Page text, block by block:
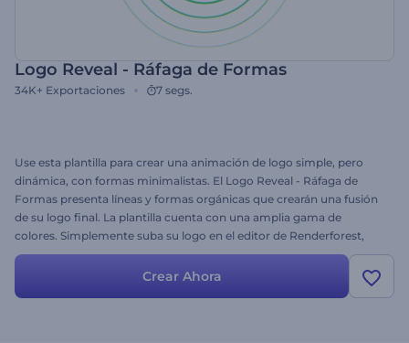
Logo Reveal - Ráfaga de Formas
34K+ Exportaciones 7 segs.
Use esta plantilla para crear una animación de logo simple, pero
dinámica, con formas minimalistas. El Logo Reveal - Ráfaga de
Formas presenta líneas y formas orgánicas que crearán una fusión
de su logo final. La plantilla cuenta con una amplia gama de
colores. Simplemente suba su logo en el editor de Renderforest,
cambie el texto, elija su propio tono de color y previsualice.
Crear Ahora